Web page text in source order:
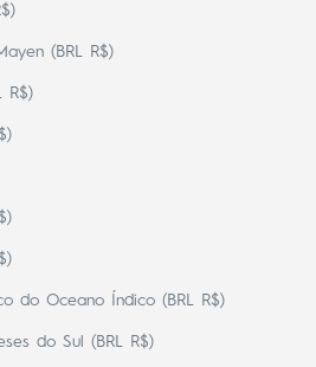
(BRL R$)
R$)
do Oceano Índico (BRL R$)
do Sul (BRL R$)